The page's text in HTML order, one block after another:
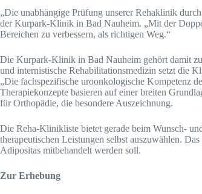
„Die unabhängige Prüfung unserer Rehaklinik
der Kurpark-Klinik in Bad Nauheim. „Mit der
Bereichen zu verbessern, als richtigen Weg.“
Die Kurpark-Klinik in Bad Nauheim gehört damit
und internistische Rehabilitationsmedizin setzt die
„Die fachspezifische uroonkologische Kompetenz
Therapiekonzepte basieren auf einer breiten
für Orthopädie, die besondere Auszeichnung.
Die Reha-Klinikliste bietet gerade beim Wunsch-
therapeutischen Leistungen selbst auszuwählen.
Adipositas mitbehandelt werden soll.
Zur Erhebung